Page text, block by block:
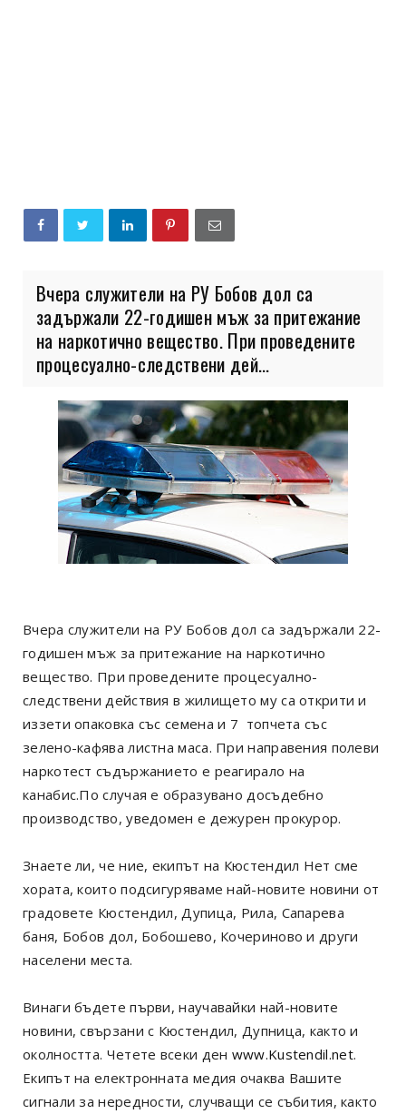
Вчера служители на РУ Бобов дол са
задържали 22-годишен мъж за притежание
на наркотично вещество. При проведените
процесуално-следствени дей...
Вчера служители на РУ Бобов дол са задържали 22-
годишен мъж за притежание на наркотично
вещество. При проведените процесуално-
следствени действия в жилището му са открити и
иззети опаковка със семена и 7 топчета със
зелено-кафява листна маса. При направения полеви
наркотест съдържанието е реагирало на
канабис.По случая е образувано досъдебно
производство, уведомен е дежурен прокурор.
Знаете ли, че ние, екипът на Кюстендил Нет сме
хората, които подсигуряваме най-новите новини от
градовете Кюстендил, Дупица, Рила, Сапарева
баня, Бобов дол, Бобошево, Кочериново и други
населени места.
Винаги бъдете първи, научавайки най-новите
новини, свързани с Кюстендил, Дупница, както и
околността. Четете всеки ден www.Kustendil.net.
Екипът на електронната медия очаква Вашите
сигнали за нередности, случващи се събития, както